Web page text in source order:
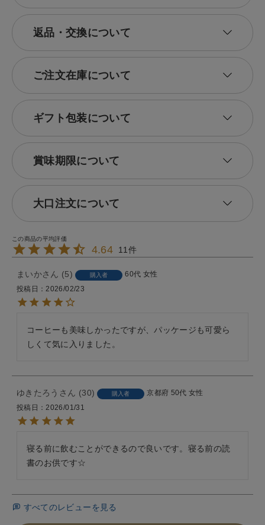
返品・交換について
ご注文在庫について
ギフト包装について
賞味期限について
大口注文について
4.64 11
まいか 5 購入者 60代 女性
投稿日
2026/02/23
コーヒーも美味しかったですが、パッケージも可愛ら
しくて気に入りました。
ゆきたろう 30 購入者 京都府 50代 女性
投稿日
2026/01/31
寝る前に飲むことができるので良いです。寝る前の読
書のお供です☆
すべてのレビューを見る